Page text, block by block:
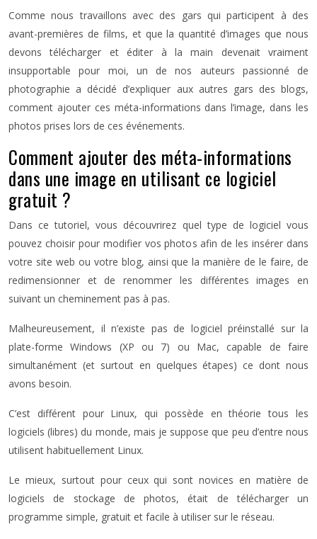
Comme nous travaillons avec des gars qui participent à des
avant-premières de films, et que la quantité d’images que nous
devons télécharger et éditer à la main devenait vraiment
insupportable pour moi, un de nos auteurs passionné de
photographie a décidé d’expliquer aux autres gars des blogs,
comment ajouter ces méta-informations dans l’image, dans les
photos prises lors de ces événements.
Comment ajouter des méta-informations
dans une image en utilisant ce logiciel
gratuit ?
Dans ce tutoriel, vous découvrirez quel type de logiciel vous
pouvez choisir pour modifier vos photos afin de les insérer dans
votre site web ou votre blog, ainsi que la manière de le faire, de
redimensionner et de renommer les différentes images en
suivant un cheminement pas à pas.
Malheureusement, il n’existe pas de logiciel préinstallé sur la
plate-forme Windows (XP ou 7) ou Mac, capable de faire
simultanément (et surtout en quelques étapes) ce dont nous
avons besoin.
C’est différent pour Linux, qui possède en théorie tous les
logiciels (libres) du monde, mais je suppose que peu d’entre nous
utilisent habituellement Linux.
Le mieux, surtout pour ceux qui sont novices en matière de
logiciels de stockage de photos, était de télécharger un
programme simple, gratuit et facile à utiliser sur le réseau.